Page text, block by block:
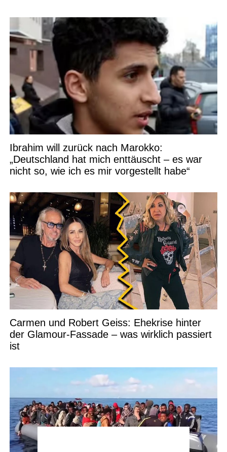
Ibrahim will zurück nach Marokko:
„Deutschland hat mich enttäuscht – es war
nicht so, wie ich es mir vorgestellt habe“
Carmen und Robert Geiss: Ehekrise hinter
der Glamour-Fassade – was wirklich passiert
ist